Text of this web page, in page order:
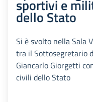
sportivi e
dello Stato
Si è svolto nella Sala
tra il Sottosegretario
Giancarlo Giorgetti
civili dello Stato